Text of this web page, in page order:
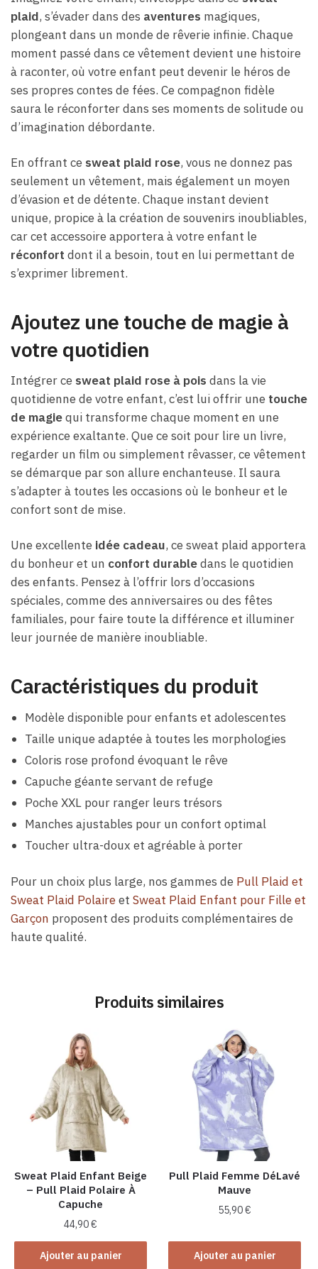
plaid, s’évader dans des aventures magiques,
plongeant dans un monde de rêverie infinie. Chaque
moment passé dans ce vêtement devient une histoire
à raconter, où votre enfant peut devenir le héros de
ses propres contes de fées. Ce compagnon fidèle
saura le réconforter dans ses moments de solitude ou
d’imagination débordante.
En offrant ce sweat plaid rose, vous ne donnez pas
seulement un vêtement, mais également un moyen
d’évasion et de détente. Chaque instant devient
unique, propice à la création de souvenirs inoubliables,
car cet accessoire apportera à votre enfant le
réconfort dont il a besoin, tout en lui permettant de
s’exprimer librement.
Ajoutez une touche de magie à
votre quotidien
Intégrer ce sweat plaid rose à pois dans la vie
quotidienne de votre enfant, c’est lui offrir une touche
de magiequi transforme chaque moment en une
expérience exaltante. Que ce soit pour lire un livre,
regarder un film ou simplement rêvasser, ce vêtement
se démarque par son allure enchanteuse. Il saura
s’adapter à toutes les occasions où le bonheur et le
confort sont de mise.
Une excellente idée cadeau, ce sweat plaid apportera
du bonheur et un confort durabledans le quotidien
des enfants. Pensez à l’offrir lors d’occasions
spéciales, comme des anniversaires ou des fêtes
familiales, pour faire toute la différence et illuminer
leur journée de manière inoubliable.
Caractéristiques du produit
Modèle disponible pour enfants et adolescentes
Taille unique adaptée à toutes les morphologies
Coloris rose profond évoquant le rêve
Capuche géante servant de refuge
Poche XXL pour ranger leurs trésors
Manches ajustables pour un confort optimal
Toucher ultra-doux et agréable à porter
Pour un choix plus large, nos gammes de Pull Plaid et
Sweat Plaid Polaireet Sweat Plaid Enfant pour Fille et
Garçon proposent des produits complémentaires de
haute qualité.
Produits similaires
Sweat Plaid Enfant Beige
– Pull Plaid Polaire À
Capuche
44,90€
Ajouter au panier
Pull Plaid Femme DéLavé
Mauve
55,90€
Ajouter au panier